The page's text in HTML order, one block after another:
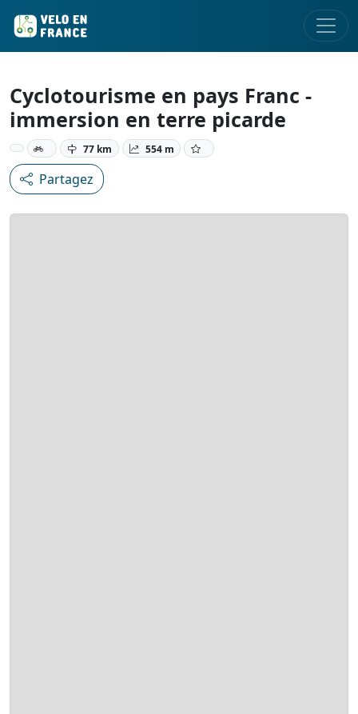
Cyclotourisme en pays Franc -
immersion en terre picarde
77 km 554 m
Partagez